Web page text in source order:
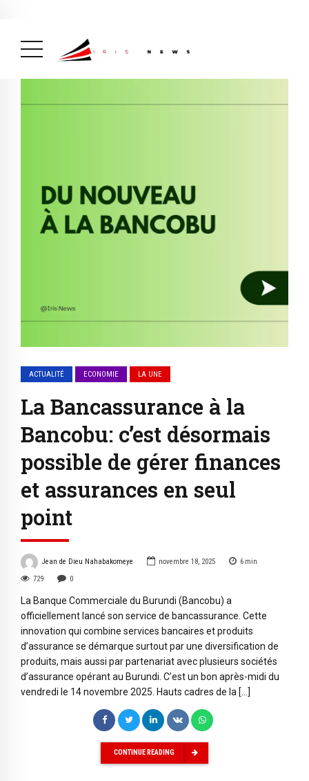
ACTUALITÉ ECONOMIE LA UNE
La Bancassurance à la
Bancobu: c’est désormais
possible de gérer finances
et assurances en seul
point
Jean de Dieu Nahabakomeye novembre 18, 2025 6 min
729
0
La Banque Commerciale du Burundi (Bancobu) a
officiellement lancé son service de bancassurance. Cette
innovation qui combine services bancaires et produits
d’assurance se démarque surtout par une diversification de
produits, mais aussi par partenariat avec plusieurs sociétés
d’assurance opérant au Burundi. C’est un bon après-midi du
vendredi le 14 novembre 2025. Hauts cadres de la […]
CONTINUE READING